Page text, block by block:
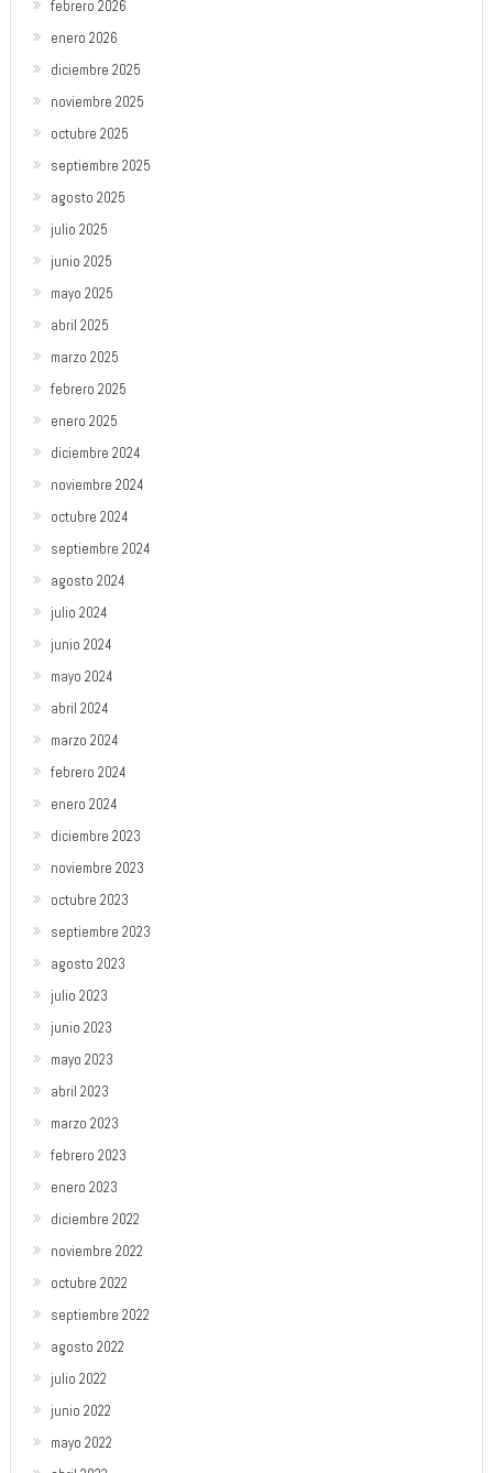
febrero 2026
enero 2026
diciembre 2025
noviembre 2025
octubre 2025
septiembre 2025
agosto 2025
julio 2025
junio 2025
mayo 2025
abril 2025
marzo 2025
febrero 2025
enero 2025
diciembre 2024
noviembre 2024
octubre 2024
septiembre 2024
agosto 2024
julio 2024
junio 2024
mayo 2024
abril 2024
marzo 2024
febrero 2024
enero 2024
diciembre 2023
noviembre 2023
octubre 2023
septiembre 2023
agosto 2023
julio 2023
junio 2023
mayo 2023
abril 2023
marzo 2023
febrero 2023
enero 2023
diciembre 2022
noviembre 2022
octubre 2022
septiembre 2022
agosto 2022
julio 2022
junio 2022
mayo 2022